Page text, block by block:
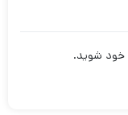
خود شوید.